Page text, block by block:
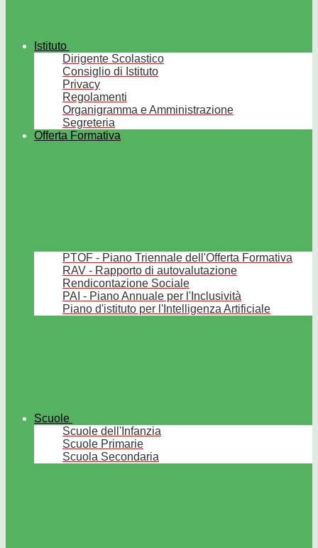
Istituto
Dirigente Scolastico
Consiglio di Istituto
Privacy
Regolamenti
Organigramma e Amministrazione
Segreteria
Offerta Formativa
PTOF - Piano Triennale dell'Offerta Formativa
RAV - Rapporto di autovalutazione
Rendicontazione Sociale
PAI - Piano Annuale per l'Inclusività
Piano d'istituto per l'Intelligenza Artificiale
Scuole
Scuole dell'Infanzia
Scuole Primarie
Scuola Secondaria